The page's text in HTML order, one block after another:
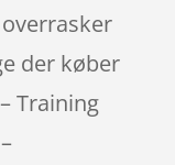
der køber
Training